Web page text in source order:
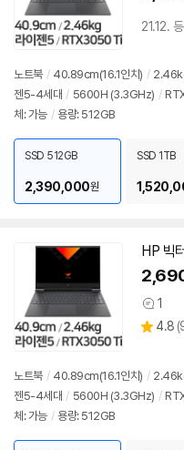
21.12.
노트북 / 40.89cm(16.1인치) /
젠5-4세대 / 5600H (3.3GHz) /
체: 가능 / 용량: 512GB
SSD 512GB
2,390,000원
SSD 1TB
HP 빅
상
품
1
별
4.8 (
노트북 / 40.89cm(16.1인치) /
젠5-4세대 / 5600H (3.3GHz) /
체: 가능 / 용량: 512GB